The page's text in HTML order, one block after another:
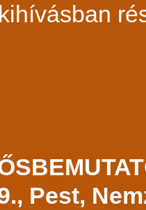
Pest,